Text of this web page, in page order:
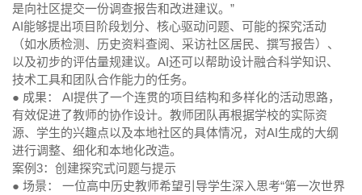
是向社区提交一份调查报告和改进建议。”
AI能够提出项目阶段划分、核心驱动问题、可能的探究活动
（如水质检测、历史资料查阅、采访社区居民、撰写报告）、
以及初步的评估量规建议。AI还可以帮助设计融合科学知识、
技术工具和团队合作能力的任务。
● 成果：
AI提供了一个连贯的项目结构和多样化的活动思路，
有效促进了教师的协作设计。教师团队再根据学校的实际资
源、学生的兴趣点以及本地社区的具体情况，对AI生成的大纲
进行调整、细化和本地化改造。
案例3：创建探究式问题与提示
● 场景：
一位高中历史教师希望引导学生深入思考“第一次世界